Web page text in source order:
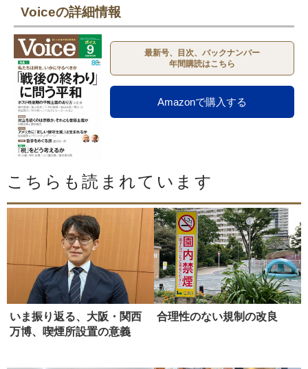
Voiceの詳細情報
最新号、目次、バックナンバー
年間購読はこちら
Amazonで購入する
こちらも読まれています
いま振り返る、大阪・関西
万博、喫煙所設置の意義
合理性のない規制の改良